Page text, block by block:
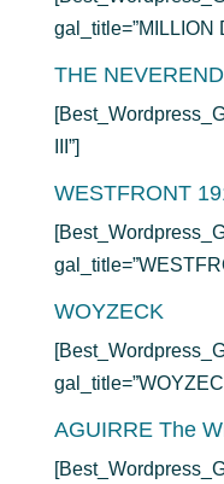
gal_title=”MILLION
THE
III”]
WESTFRONT
WOYZECK
AGUIRRE The